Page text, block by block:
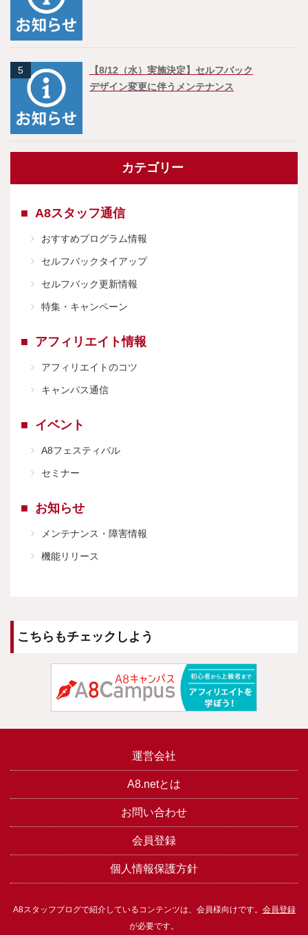
5
【8/12（水）実施決定】セルフバック
デザイン変更に伴うメンテナンス
カテゴリー
A8スタッフ通信
おすすめプログラム情報
セルフバックタイアップ
セルフバック更新情報
特集・キャンペーン
アフィリエイト情報
アフィリエイトのコツ
キャンパス通信
イベント
A8フェスティバル
セミナー
お知らせ
メンテナンス・障害情報
機能リリース
こちらもチェックしよう
運営会社
A8.netとは
お問い合わせ
会員登録
個人情報保護方針
A8スタッフブログで紹介しているコンテンツは、会員様向けです。 会員登録
が必要です。